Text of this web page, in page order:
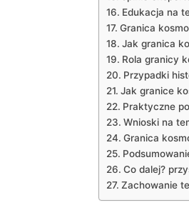
Edukacja na
Granica
Jak granica
Rola granicy
Przypadki
Jak granice
Praktyczne
Wnioski na
Granica
Co dalej?
Zachowanie